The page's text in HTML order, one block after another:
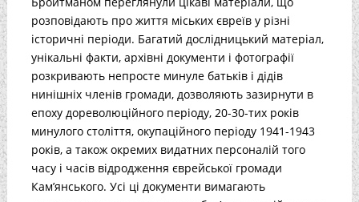
розповідають про життя міських євреїв у різні
історичні періоди. Багатий дослідницький матеріал,
унікальні факти, архівні документи і фотографії
розкривають непросте минуле батьків і дідів
нинішніх членів громади, дозволяють зазирнути в
епоху дореволюційного періоду, 20-30-тих років
минулого століття, окупаційного періоду 1941-1943
років, а також окремих видатних персоналій того
часу і часів відродження єврейської громади
Кам’янського. Усі ці документи вимагають